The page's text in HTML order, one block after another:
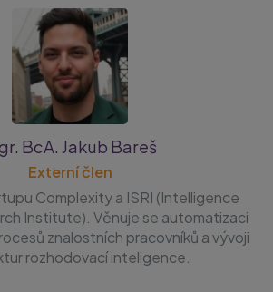
BcA. Jakub Bareš
Externí člen
Complexity a ISRI (Intelligence
Institute). Věnuje se automatizaci
znalostních pracovníků a vývoji
rozhodovací inteligence.